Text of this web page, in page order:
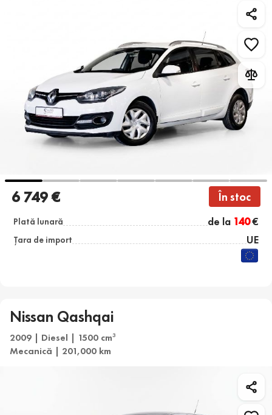
6 749 € În stoc
Plată lunară de la 140€
Țara de import UE
Nissan Qashqai
2009 | Diesel | 1500 cm3
Mecanică | 201,000 km